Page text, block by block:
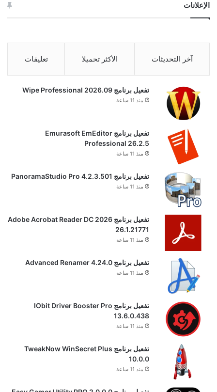
الإعلانات
آخر التحديثات الأكثر تحميلا تعليقات
تفعيل برنامج Wipe Professional 2026.09
منذ 11 ساعة
تفعيل برنامج Emurasoft EmEditor
Professional 26.2.5
منذ 11 ساعة
تفعيل برنامج PanoramaStudio Pro 4.2.3.501
منذ 11 ساعة
تفعيل برنامج Adobe Acrobat Reader DC 2026
26.1.21771
منذ 11 ساعة
تفعيل برنامج Advanced Renamer 4.24.0
منذ 11 ساعة
تفعيل برنامج IObit Driver Booster Pro
13.6.0.438
منذ 11 ساعة
تفعيل برنامج TweakNow WinSecret Plus
10.0.0
منذ 11 ساعة